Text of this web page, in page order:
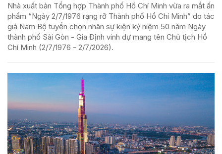
Nhà xuất bản Tổng hợp Thành phố Hồ Chí Minh vừa ra mắt ấn
phẩm “Ngày 2/7/1976 rạng rỡ Thành phố Hồ Chí Minh” do tác
giả Nam Bộ tuyển chọn nhân sự kiện kỷ niệm 50 năm Ngày
thành phố Sài Gòn - Gia Định vinh dự mang tên Chủ tịch Hồ
Chí Minh (2/7/1976 - 2/7/2026).